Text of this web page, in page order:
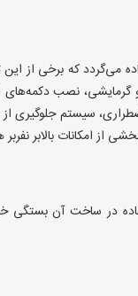
می‌گردد که برخی از
نصب دکمه‌های
سیستم جلوگیری
از امکانات بالابر
در ساخت آن بستگی